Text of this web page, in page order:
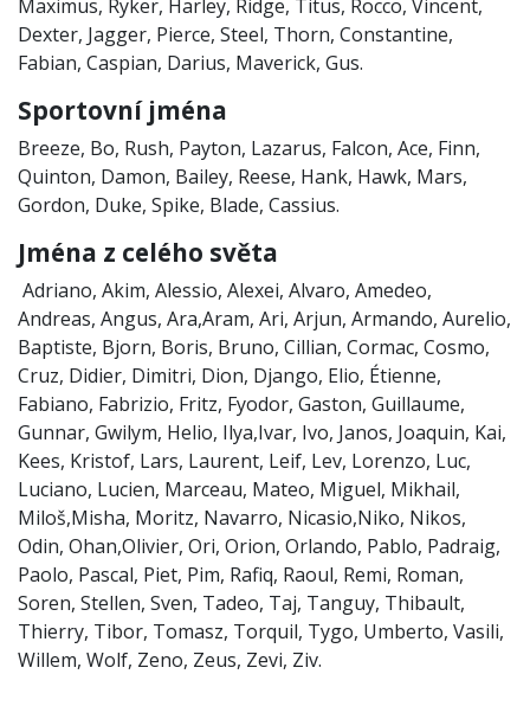
Maximus, Ryker, Harley, Ridge, Titus, Rocco, Vincent,
Dexter, Jagger, Pierce, Steel, Thorn, Constantine,
Fabian, Caspian, Darius, Maverick, Gus.
Sportovní jména
Breeze, Bo, Rush, Payton, Lazarus, Falcon, Ace, Finn,
Quinton, Damon, Bailey, Reese, Hank, Hawk, Mars,
Gordon, Duke, Spike, Blade, Cassius.
Jména z celého světa
Adriano, Akim, Alessio, Alexei, Alvaro, Amedeo,
Andreas, Angus, Ara,Aram, Ari, Arjun, Armando, Aurelio,
Baptiste, Bjorn, Boris, Bruno, Cillian, Cormac, Cosmo,
Cruz, Didier, Dimitri, Dion, Django, Elio, Étienne,
Fabiano, Fabrizio, Fritz, Fyodor, Gaston, Guillaume,
Gunnar, Gwilym, Helio, Ilya,Ivar, Ivo, Janos, Joaquin, Kai,
Kees, Kristof, Lars, Laurent, Leif, Lev, Lorenzo, Luc,
Luciano, Lucien, Marceau, Mateo, Miguel, Mikhail,
Miloš,Misha, Moritz, Navarro, Nicasio,Niko, Nikos,
Odin, Ohan,Olivier, Ori, Orion, Orlando, Pablo, Padraig,
Paolo, Pascal, Piet, Pim, Rafiq, Raoul, Remi, Roman,
Soren, Stellen, Sven, Tadeo, Taj, Tanguy, Thibault,
Thierry, Tibor, Tomasz, Torquil, Tygo, Umberto, Vasili,
Willem, Wolf, Zeno, Zeus, Zevi, Ziv.